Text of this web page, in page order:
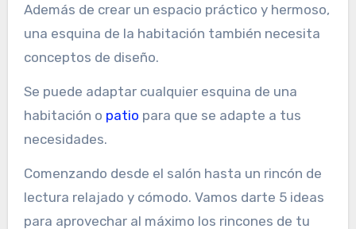
Además de crear un espacio práctico y hermoso,
una esquina de la habitación también necesita
conceptos de diseño.
Se puede adaptar cualquier esquina de una
habitación o patio para que se adapte a tus
necesidades.
Comenzando desde el salón hasta un rincón de
lectura relajado y cómodo. Vamos darte 5 ideas
para aprovechar al máximo los rincones de tu